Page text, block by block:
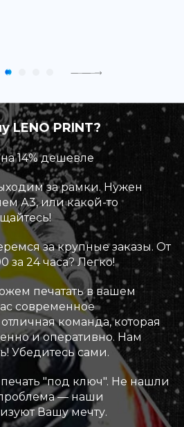
LENO PRINT?
14% дешевле
за рамки. Нужен
А3, или какой-то
за крупные заказы. От
за 24 часа? Легко!
печатать в вашем
современное
команда, которая
и оперативно. Нам
Убедитесь сами.
печать "под ключ". Не нашли
— наши
Вашу мечту.